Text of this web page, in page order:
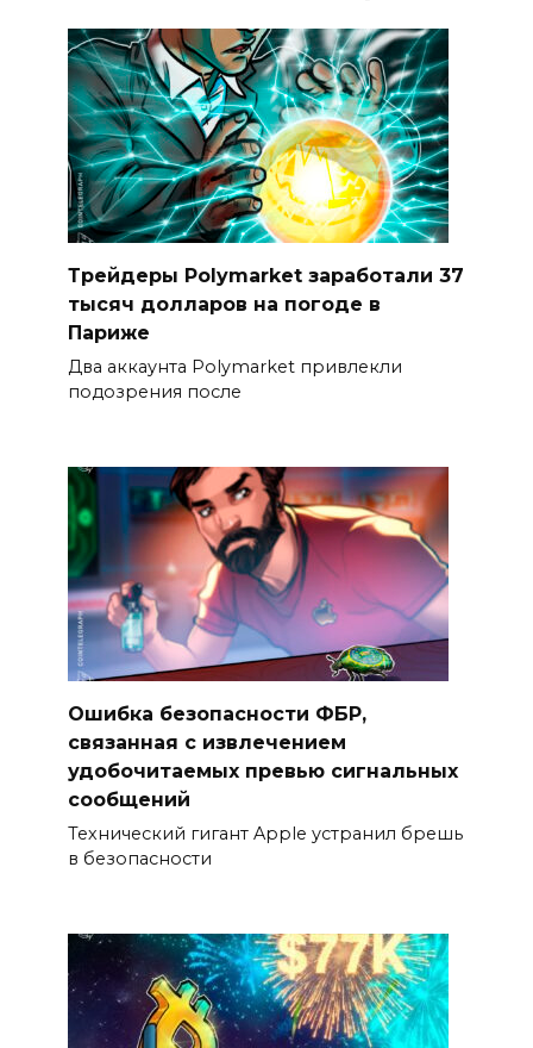
Трейдеры Polymarket заработали 37
тысяч долларов на погоде в
Париже
Два аккаунта Polymarket привлекли
подозрения после
Ошибка безопасности ФБР,
связанная с извлечением
удобочитаемых превью сигнальных
сообщений
Технический гигант Apple устранил брешь
в безопасности